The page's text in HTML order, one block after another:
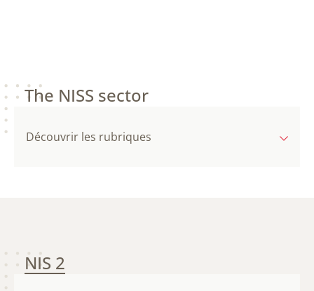
The NISS sector
Découvrir les rubriques
NIS 2